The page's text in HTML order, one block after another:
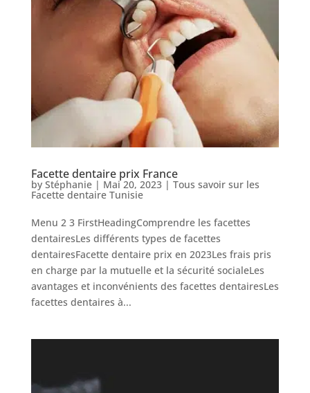
Facette dentaire prix France
by Stéphanie| Mai 20, 2023| Tous savoir sur les
Facette dentaire Tunisie
Menu 2 3 FirstHeadingComprendre les facettes
dentairesLes différents types de facettes
dentairesFacette dentaire prix en 2023Les frais pris
en charge par la mutuelle et la sécurité socialeLes
avantages et inconvénients des facettes dentairesLes
facettes dentaires à...